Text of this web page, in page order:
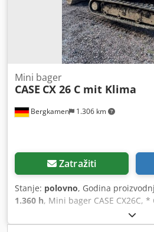
Bergkamen 1.306 km
Mini bager
CASE CX 26 C mit Klima
Zatražiti
Stanje: polovno, Godina
1.360 h, Mini bager CASE CX26C,
* 1360 BS, i *Grejanje *Klima *
Buldožer sečivo, * Brzo spojnica